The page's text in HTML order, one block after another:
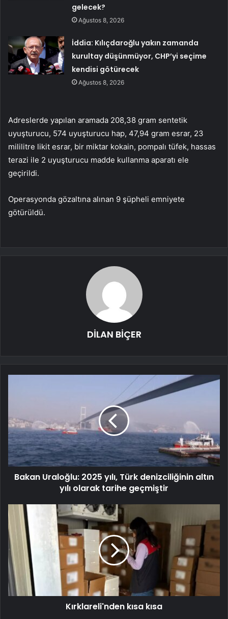
gelecek?
Ağustos 8, 2026
İddia: Kılıçdaroğlu yakın zamanda
kurultay düşünmüyor, CHP’yi seçime
kendisi götürecek
Ağustos 8, 2026
Adreslerde yapılan aramada 208,38 gram sentetik
uyuşturucu, 574 uyuşturucu hap, 47,94 gram esrar, 23
mililitre likit esrar, bir miktar kokain, pompalı tüfek, hassas
terazi ile 2 uyuşturucu madde kullanma aparatı ele
geçirildi.
Operasyonda gözaltına alınan 9 şüpheli emniyete
götürüldü.
DİLAN BİÇER
Bakan Uraloğlu: 2025 yılı, Türk denizciliğinin altın
yılı olarak tarihe geçmiştir
Kırklareli'nden kısa kısa